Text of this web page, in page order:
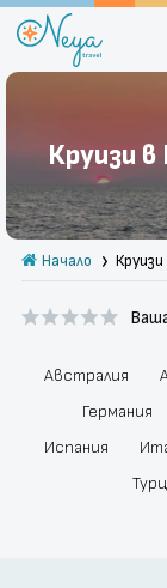
Екскурзии
Тръгване от
Екзотика
Почивки в
Круизи
Празници
Круизи в
Начало Круизи
Австралия
Германия
Испания